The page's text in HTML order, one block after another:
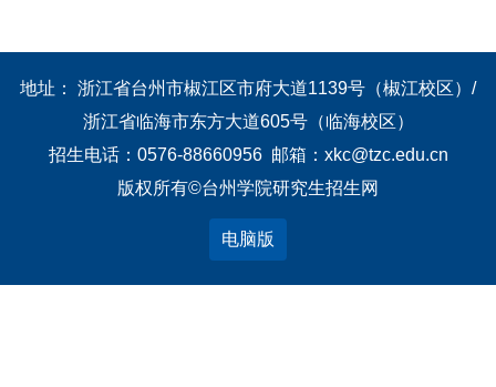
地址： 浙江省台州市椒江区市府大道1139号（椒江校区）/
浙江省临海市东方大道605号（临海校区）
招生电话：0576-88660956 邮箱：xkc@tzc.edu.cn
版权所有©台州学院研究生招生网
电脑版